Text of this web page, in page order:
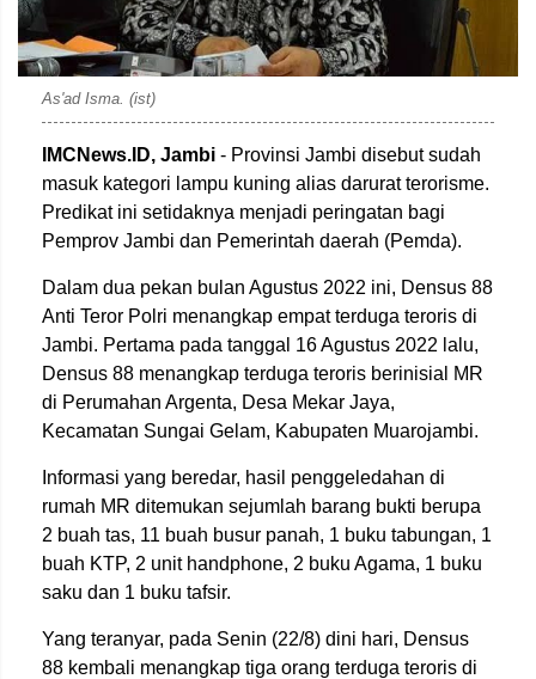
As'ad Isma. (ist)
IMCNews.ID, Jambi - Provinsi Jambi disebut sudah
masuk kategori lampu kuning alias darurat terorisme.
Predikat ini setidaknya menjadi peringatan bagi
Pemprov Jambi dan Pemerintah daerah (Pemda).
Dalam dua pekan bulan Agustus 2022 ini, Densus 88
Anti Teror Polri menangkap empat terduga teroris di
Jambi. Pertama pada tanggal 16 Agustus 2022 lalu,
Densus 88 menangkap terduga teroris berinisial MR
di Perumahan Argenta, Desa Mekar Jaya,
Kecamatan Sungai Gelam, Kabupaten Muarojambi.
Informasi yang beredar, hasil penggeledahan di
rumah MR ditemukan sejumlah barang bukti berupa
2 buah tas, 11 buah busur panah, 1 buku tabungan, 1
buah KTP, 2 unit handphone, 2 buku Agama, 1 buku
saku dan 1 buku tafsir.
Yang teranyar, pada Senin (22/8) dini hari, Densus
88 kembali menangkap tiga orang terduga teroris di